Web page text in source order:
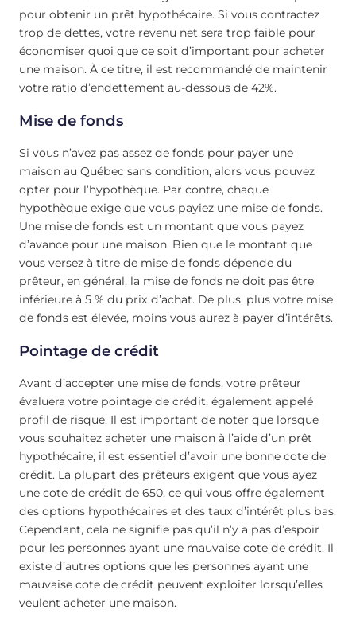
pour obtenir un prêt hypothécaire. Si vous contractez
trop de dettes, votre revenu net sera trop faible pour
économiser quoi que ce soit d’important pour acheter
une maison. À ce titre, il est recommandé de maintenir
votre ratio d’endettement au-dessous de 42%.
Mise de fonds
Si vous n’avez pas assez de fonds pour payer une
maison au Québec sans condition, alors vous pouvez
opter pour l’hypothèque. Par contre, chaque
hypothèque exige que vous payiez une mise de fonds.
Une mise de fonds est un montant que vous payez
d’avance pour une maison. Bien que le montant que
vous versez à titre de mise de fonds dépende du
prêteur, en général, la mise de fonds ne doit pas être
inférieure à 5 % du prix d’achat. De plus, plus votre mise
de fonds est élevée, moins vous aurez à payer d’intérêts.
Pointage de crédit
Avant d’accepter une mise de fonds, votre prêteur
évaluera votre pointage de crédit, également appelé
profil de risque. Il est important de noter que lorsque
vous souhaitez acheter une maison à l’aide d’un prêt
hypothécaire, il est essentiel d’avoir une bonne cote de
crédit. La plupart des prêteurs exigent que vous ayez
une cote de crédit de 650, ce qui vous offre également
des options hypothécaires et des taux d’intérêt plus bas.
Cependant, cela ne signifie pas qu’il n’y a pas d’espoir
pour les personnes ayant une mauvaise cote de crédit. Il
existe d’autres options que les personnes ayant une
mauvaise cote de crédit peuvent exploiter lorsqu’elles
veulent acheter une maison.